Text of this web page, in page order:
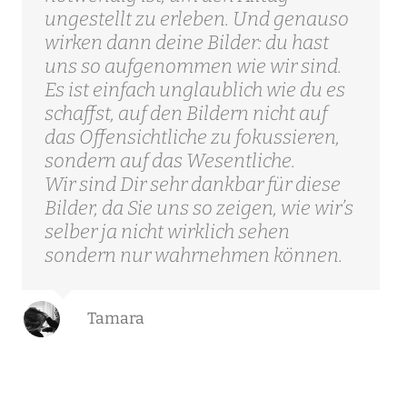
ungestellt zu erleben. Und genauso
wirken dann deine Bilder: du hast
uns so aufgenommen wie wir sind.
Es ist einfach unglaublich wie du es
schaffst, auf den Bildern nicht auf
das Offensichtliche zu fokussieren,
sondern auf das Wesentliche.
Wir sind Dir sehr dankbar für diese
Bilder, da Sie uns so zeigen, wie wir’s
selber ja nicht wirklich sehen
sondern nur wahrnehmen können.
Tamara